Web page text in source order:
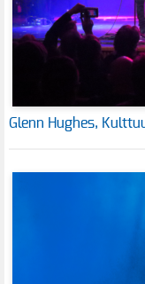
Glenn Hughes,